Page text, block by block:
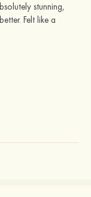
stunning,
Felt like a